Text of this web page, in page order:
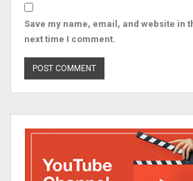
Save my name, email, and website in
next time I comment.